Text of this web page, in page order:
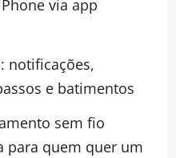
via app
notificações,
e batimentos
sem fio
para quem quer um